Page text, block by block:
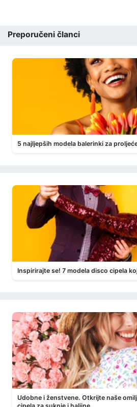
Preporučeni članci
5 najljepših modela balerinki za
Inspirirajte se! 7 modela disco cipela
Udobne i ženstvene. Otkrijte naše